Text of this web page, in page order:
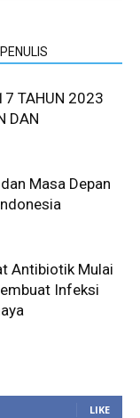
TAHUN 2023
DAN
Masa Depan
Antibiotik Mulai
Infeksi
LIKE